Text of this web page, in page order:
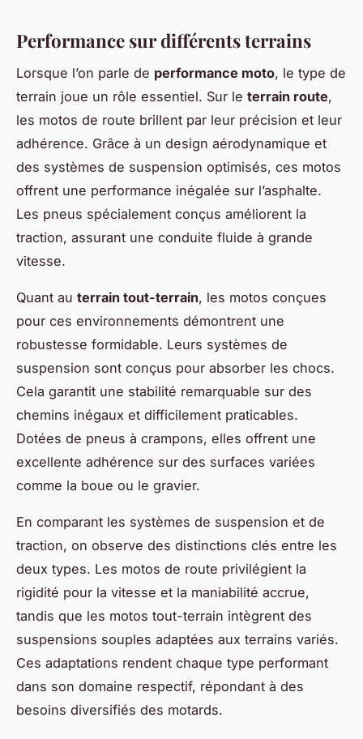
Performance sur différents terrains
Lorsque l’on parle de performance moto, le type de
terrain joue un rôle essentiel. Sur le terrain route,
les motos de route brillent par leur précision et leur
adhérence. Grâce à un design aérodynamique et
des systèmes de suspension optimisés, ces motos
offrent une performance inégalée sur l’asphalte.
Les pneus spécialement conçus améliorent la
traction, assurant une conduite fluide à grande
vitesse.
Quant au terrain tout-terrain, les motos conçues
pour ces environnements démontrent une
robustesse formidable. Leurs systèmes de
suspension sont conçus pour absorber les chocs.
Cela garantit une stabilité remarquable sur des
chemins inégaux et difficilement praticables.
Dotées de pneus à crampons, elles offrent une
excellente adhérence sur des surfaces variées
comme la boue ou le gravier.
En comparant les systèmes de suspension et de
traction, on observe des distinctions clés entre les
deux types. Les motos de route privilégient la
rigidité pour la vitesse et la maniabilité accrue,
tandis que les motos tout-terrain intègrent des
suspensions souples adaptées aux terrains variés.
Ces adaptations rendent chaque type performant
dans son domaine respectif, répondant à des
besoins diversifiés des motards.